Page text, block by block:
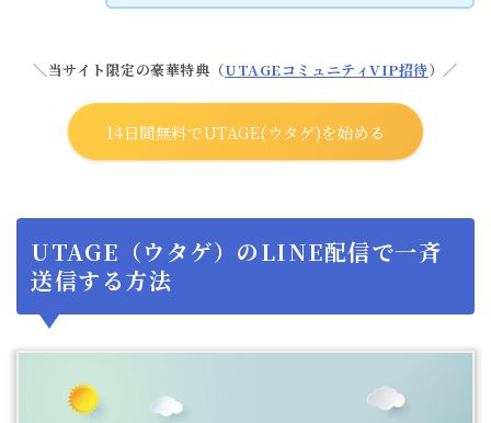
＼当サイト限定の豪華特典（UTAGEコミュニティVIP招待）／
14日間無料でUTAGE(ウタゲ)を始める
UTAGE（ウタゲ）のLINE配信で一斉
送信する方法